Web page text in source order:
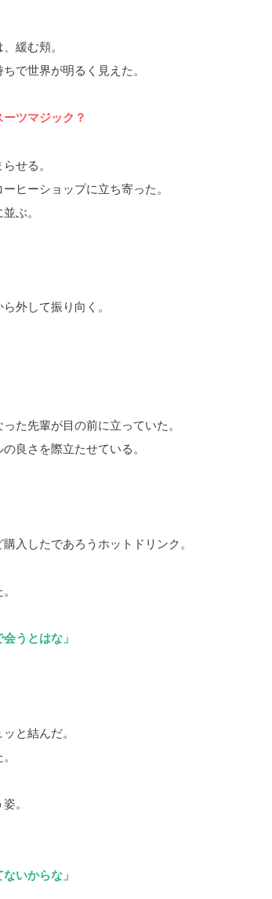
緩む頬。
で世界が明るく見えた。
ツマジック？
せる。
ヒーショップに立ち寄った。
ぶ。
外して振り向く。
た先輩が目の前に立っていた。
良さを際立たせている。
入したであろうホットドリンク。
うとはな」
と結んだ。
。
いからな」